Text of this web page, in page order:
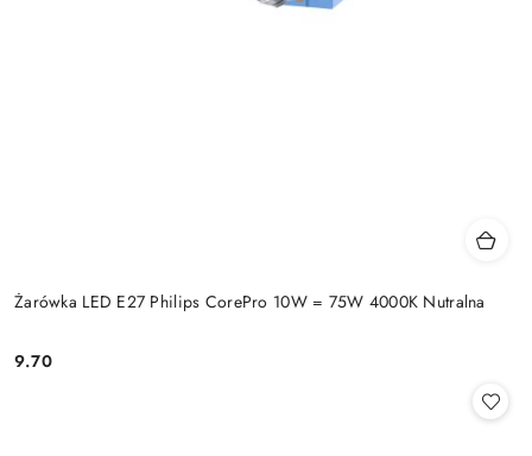
Żarówka LED E27 Philips CorePro 10W = 75W 4000K Nutralna
Cena:
9.70